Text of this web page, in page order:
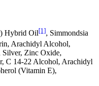
Hybrid Oil[1], Simmondsia
Arachidyl Alcohol,
Silver, Zinc Oxide,
C 14-22 Alcohol, Arachidyl
(Vitamin E),